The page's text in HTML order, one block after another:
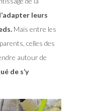
leurs
Mais entre les
celles des
autour de
de s’y